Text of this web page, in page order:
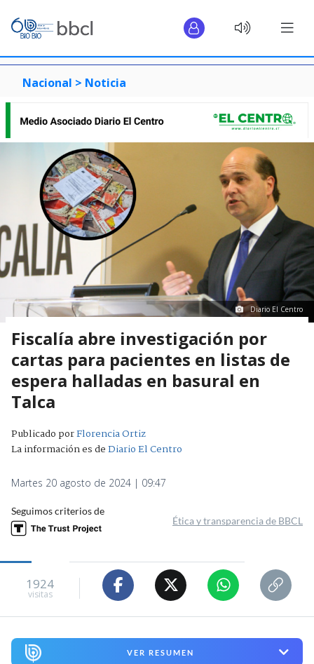
Nacional > Noticia
Diario El Centro
Fiscalía abre investigación por
cartas para pacientes en listas de
espera halladas en basural en
Talca
Publicado porFlorencia Ortiz
La información es deDiario El Centro
Martes 20 agosto de 2024 | 09:47
Seguimos criterios de
Ética y transparencia de BBCL
1924
visitas
VER RESUMEN